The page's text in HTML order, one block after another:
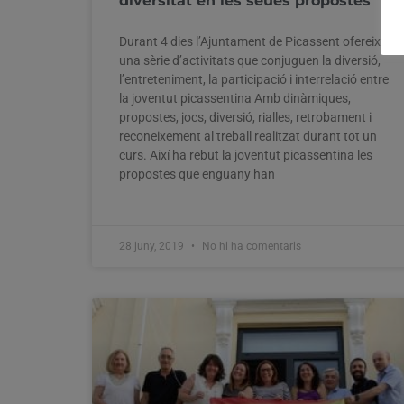
Durant 4 dies l’Ajuntament de Picassent ofereix
una sèrie d’activitats que conjuguen la diversió,
l’entreteniment, la participació i interrelació entre
la joventut picassentina Amb dinàmiques,
propostes, jocs, diversió, rialles, retrobament i
reconeixement al treball realitzat durant tot un
curs. Així ha rebut la joventut picassentina les
propostes que enguany han
28 juny, 2019 No hi ha comentaris